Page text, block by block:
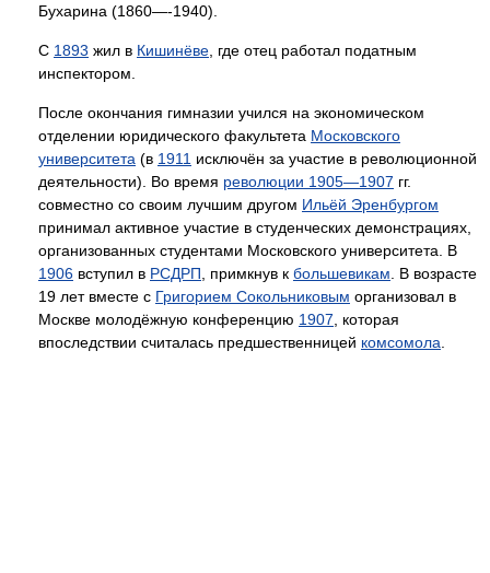
Бухарина (1860—-1940).
С 1893 жил в Кишинёве , где отец работал податным
инспектором.
После окончания гимназии учился на экономическом
отделении юридического факультета Московского
университета (в 1911 исключён за участие в революционной
деятельности). Во время революции 1905—1907 гг.
совместно со своим лучшим другом Ильёй Эренбургом
принимал активное участие в студенческих демонстрациях,
организованных студентами Московского университета. В
1906 вступил в РСДРП , примкнув к большевикам . В возрасте
19 лет вместе с Григорием Сокольниковым организовал в
Москве молодёжную конференцию 1907 , которая
впоследствии считалась предшественницей комсомола